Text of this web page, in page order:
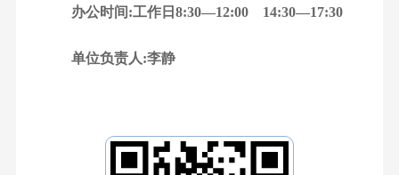
办公时间:工作日8:30—12:00 14:30—17:30
单位负责人:李静